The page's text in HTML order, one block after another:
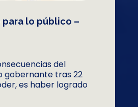
para lo público –
del
gobernante tras 22
es haber logrado